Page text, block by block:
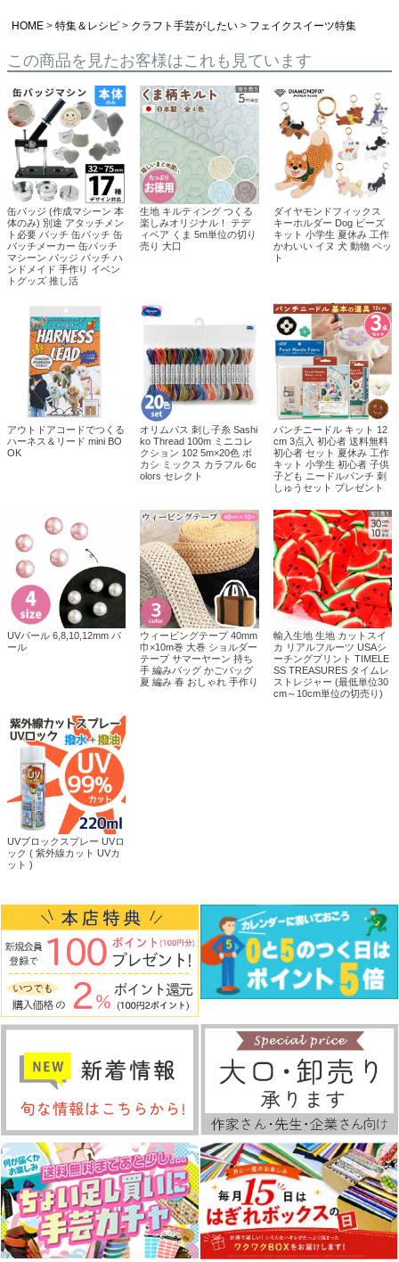
HOME 特集＆レシピ クラフト手芸がしたい フェイクスイーツ特集
この商品を見たお客様はこれも見ています
缶バッジ (作成マシーン 本
体のみ) 別途 アタッチメン
ト必要 バッチ 缶バッチ 缶
バッチメーカー 缶バッチ
マシーン バッジ バッチ ハ
ンドメイド 手作り イベン
トグッズ 推し活
生地 キルティング つくる
楽しみオリジナル！ テデ
ィベア くま 5m単位の切り
売り 大口
ダイヤモンドフィックス
キーホルダー Dog ビーズ
キット 小学生 夏休み 工作
かわいい イヌ 犬 動物 ペッ
ト
アウトドアコードでつくる
ハーネス＆リード mini BO
OK
オリムパス 刺し子糸 Sashi
ko Thread 100m ミニコレ
クション 102 5m×20色 ボ
カシ ミックス カラフル 6c
olors セレクト
パンチニードル キット 12
cm 3点入 初心者 送料無料
初心者 セット 夏休み 工作
キット 小学生 初心者 子供
子ども ニードルパンチ 刺
しゅうセット プレゼント
UVパール 6,8,10,12mm パ
ール
ウィービングテープ 40mm
巾×10m巻 大巻 ショルダー
テープ サマーヤーン 持ち
手 編みバッグ かごバッグ
夏 編み 春 おしゃれ 手作り
輸入生地 生地 カットスイ
カ リアルフルーツ USAシ
ーチングプリント TIMELE
SS TREASURES タイムレ
ストレジャー (最低単位30
cm～10cm単位の切売り)
UVブロックスプレー UVロ
ック ( 紫外線カット UVカ
ット )